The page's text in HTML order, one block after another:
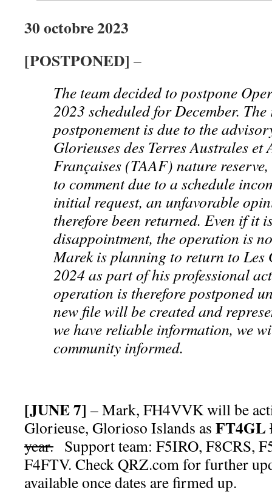
30 octobre 2023
[POSTPONED] –
The team decided to postpone
2023 scheduled for December.
postponement is due to the
Glorieuses des Terres Australes et
Françaises (TAAF) nature
to comment due to a schedule
initial request, an unfavorable
therefore been returned. Even if it
disappointment, the operation is
Marek is planning to return to Les
2024 as part of his professional
operation is therefore postponed
new file will be created and
we have reliable information, we
community informed.
[JUNE 7] – Mark, FH4VVK will be
Glorieuse, Glorioso Islands as FT4GL
year. Support team: F5IRO, F8CRS,
F4FTV. Check QRZ.com for further
available once dates are firmed up.